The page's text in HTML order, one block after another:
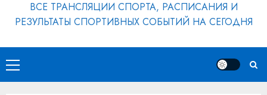
ВСЕ ТРАНСЛЯЦИИ СПОРТА, РАСПИСАНИЯ И
РЕЗУЛЬТАТЫ СПОРТИВНЫХ СОБЫТИЙ НА СЕГОДНЯ
Основное
меню